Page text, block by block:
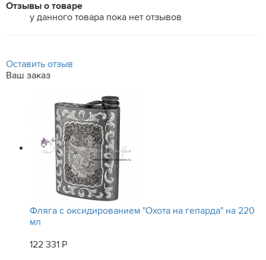
Отзывы о товаре
у данного товара пока нет отзывов
Оставить отзыв
Ваш заказ
Фляга с оксидированием "Охота на гепарда" на 220
мл
122 331 Р